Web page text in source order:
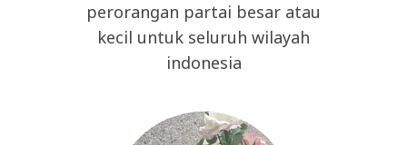
perorangan partai besar atau
kecil untuk seluruh wilayah
indonesia